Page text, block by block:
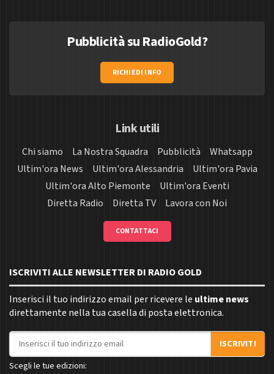
Pubblicità su RadioGold?
RICHIEDI INFO
Link utili
Chi siamo La Nostra Squadra Pubblicità
Whatsapp
Ultim'ora News
Ultim'ora Alessandria
Ultim'ora Pavia
Ultim'ora Alto Piemonte
Ultim'ora Eventi
Diretta Radio
Diretta TV Lavora con Noi
CONTATTACI
ISCRIVITI ALLE NEWSLETTER DI RADIO GOLD
Inserisci il tuo indirizzo email per ricevere le ultime news
direttamente nella tua casella di posta elettronica.
Indirizzo email
ISCRIVITI
Scegli le tue edizioni: